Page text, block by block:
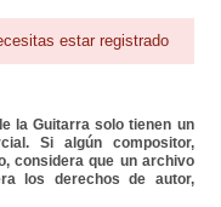
estar registrado
la Guitarra solo tienen un
Si algún compositor,
considera que un archivo
los derechos de autor,